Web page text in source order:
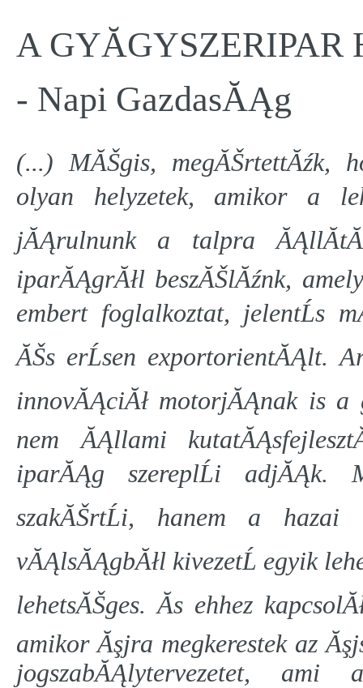
A GYĂGYSZERIPAR
- Napi GazdasĂĄg
(...) MĂŠgis, megĂŠrtettĂźk,
olyan helyzetek, amikor a
jĂĄrulnunk a talpra
iparĂĄgrĂłl beszĂŠlĂźnk,
embert foglalkoztat, jelentĹs
ĂŠs erĹsen exportorientĂĄlt.
innovĂĄciĂł motorjĂĄnak is a
nem ĂĄllami
iparĂĄg szereplĹi
szakĂŠrtĹi, hanem a
vĂĄlsĂĄgbĂłl kivezetĹ egyik
lehetsĂŠges. Ăs ehhez
amikor Ăşjra megkerestek az
jogszabĂĄlytervezetet, ami